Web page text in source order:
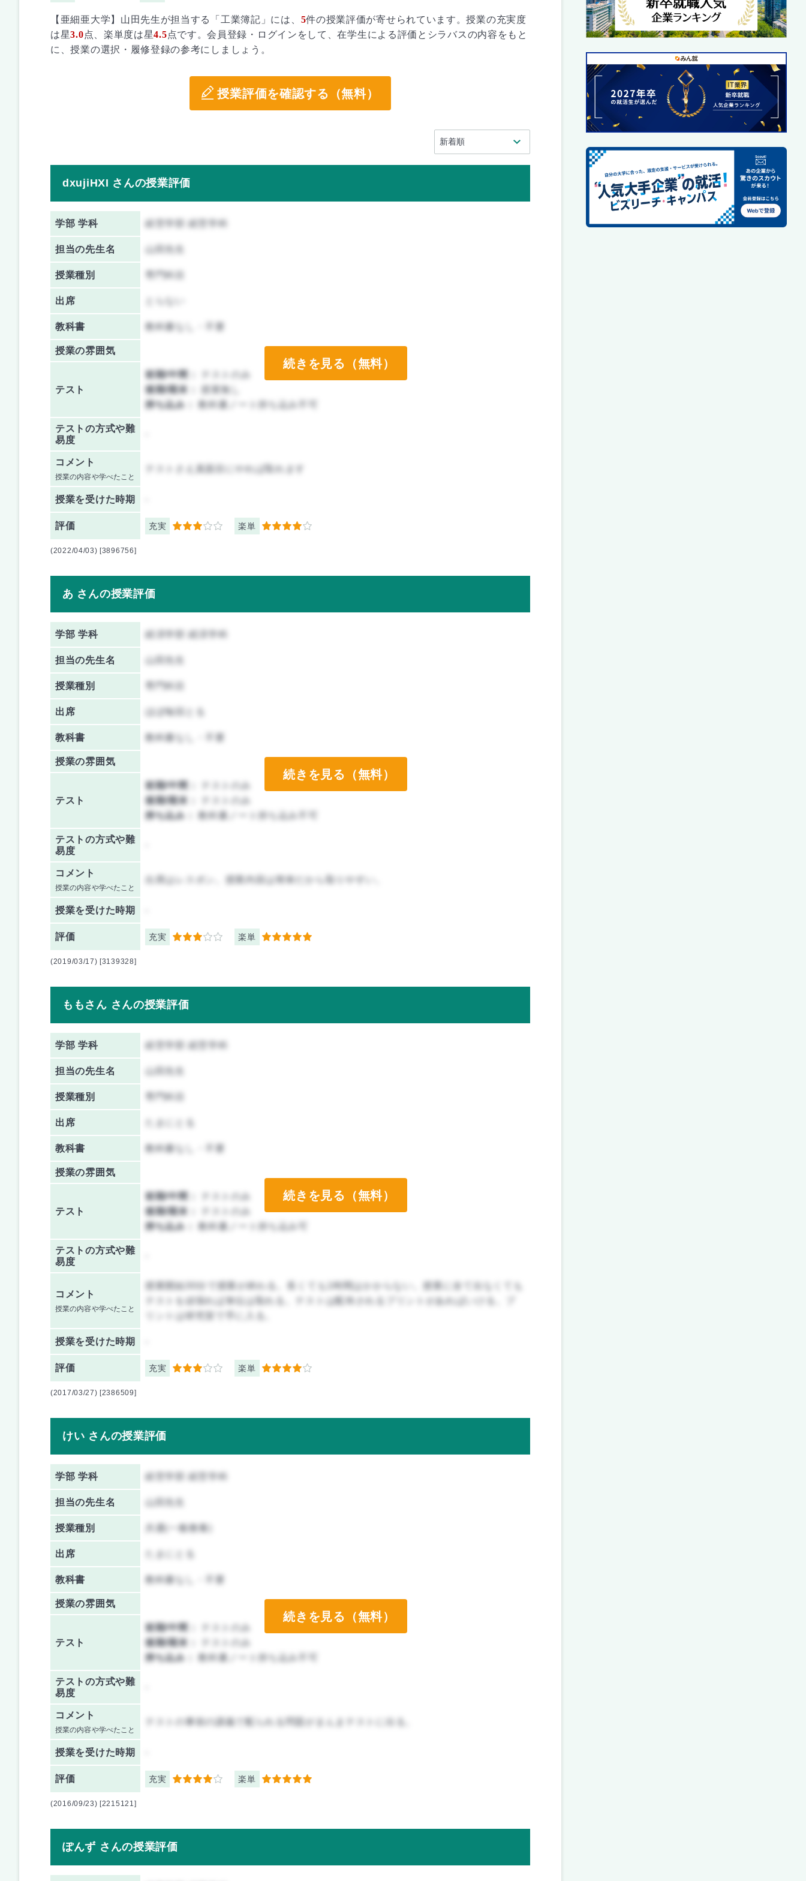
【亜細亜大学】山田先生が担当する「工業簿記」には、 5件の授業評価が寄せられています。授業の充実度
は星3.0点、楽単度は星4.5点です。会員登録・ログインをして、在学生による評価とシラバスの内容をもと
に、授業の選択・履修登録の参考にしましょう。
授業評価を確認する（無料）
dxujiHXI さんの授業評価
学部 学科 経営学部 経営学科
担当の先生名
授業種別 専門科目
出席
教科書 教科書なし・不要
授業の雰囲気
テスト
前期/中間：
テストのみ
後期/期末：
授業無し
持ち込み：
教科書ノート持ち込み不可
テストの方式や難
易度
コメント
授業の内容や学べたこと
授業を受けた時期
評価 充実 3 楽単 4
続きを見る（無料）
(2022/04/03) [3896756]
あ さんの授業評価
学部 学科 経済学部 経済学科
担当の先生名
授業種別 専門科目
出席 ほぼ毎回とる
教科書 教科書なし・不要
授業の雰囲気
テスト
前期/中間：
テストのみ
後期/期末：
テストのみ
持ち込み：
教科書ノート持ち込み不可
テストの方式や難
易度
コメント
授業の内容や学べたこと
出席はレスポン。授業内容は簡単だから取りやすい。
授業を受けた時期
評価 充実 3 楽単 5
続きを見る（無料）
(2019/03/17) [3139328]
ももさん さんの授業評価
学部 学科 経営学部 経営学科
担当の先生名
授業種別 専門科目
出席
教科書 教科書なし・不要
授業の雰囲気
テスト
前期/中間：
テストのみ
後期/期末：
テストのみ
持ち込み：
教科書ノート持ち込み可
テストの方式や難
易度
コメント
授業の内容や学べたこと
授業開始30分で授業が終わる。長くても1時間はかからない。授業に全て出なくても
テストを頑張れば単位は取れる。テストは配布されるプリントがあればいける。プ
授業を受けた時期
評価 充実 3 楽単 4
続きを見る（無料）
(2017/03/27) [2386509]
けい さんの授業評価
学部 学科 経営学部 経営学科
担当の先生名
授業種別 共通(一般教養)
出席
教科書 教科書なし・不要
授業の雰囲気
テスト
前期/中間：
テストのみ
後期/期末：
テストのみ
持ち込み：
教科書ノート持ち込み不可
テストの方式や難
易度
コメント
授業の内容や学べたこと
テストの事前の講義で配られる問題がまんまテストに出る。
授業を受けた時期
評価 充実 4 楽単 5
続きを見る（無料）
(2016/09/23) [2215121]
ぽんず さんの授業評価